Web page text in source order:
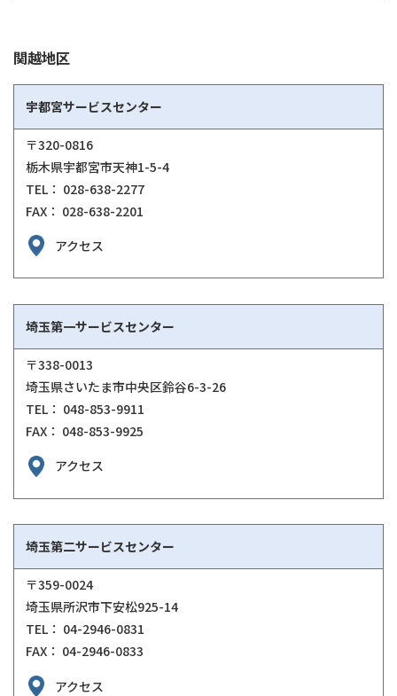
関越地区
宇都宮サービスセンター
〒320-0816
栃木県宇都宮市天神1-5-4
TEL： 028-638-2277
FAX： 028-638-2201
アクセス
埼玉第一サービスセンター
〒338-0013
埼玉県さいたま市中央区鈴谷6-3-26
TEL： 048-853-9911
FAX： 048-853-9925
アクセス
埼玉第二サービスセンター
〒359-0024
埼玉県所沢市下安松925-14
TEL： 04-2946-0831
FAX： 04-2946-0833
アクセス